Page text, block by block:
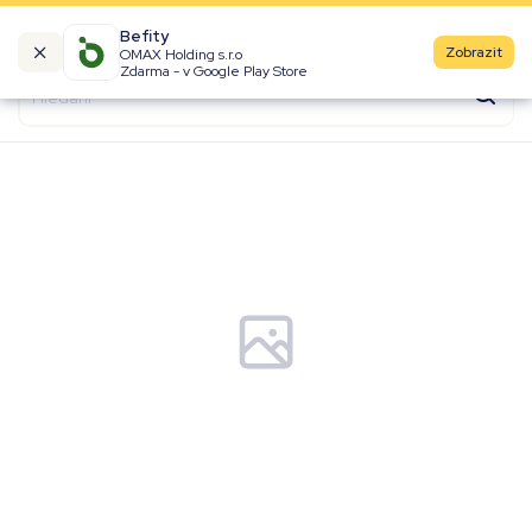
Befity
OMAX Holding s.r.o
Zdarma - v Google Play Store
Zobrazit
Kalorické tabulky